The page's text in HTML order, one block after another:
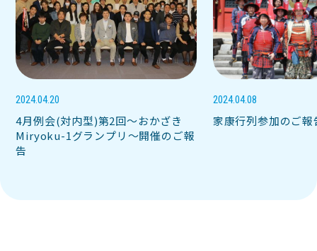
2024.04.20
4月例会(対内型)第2回～おかざき
Miryoku-1グランプリ～開催のご報
告
2024.04.08
家康行列参加のご報